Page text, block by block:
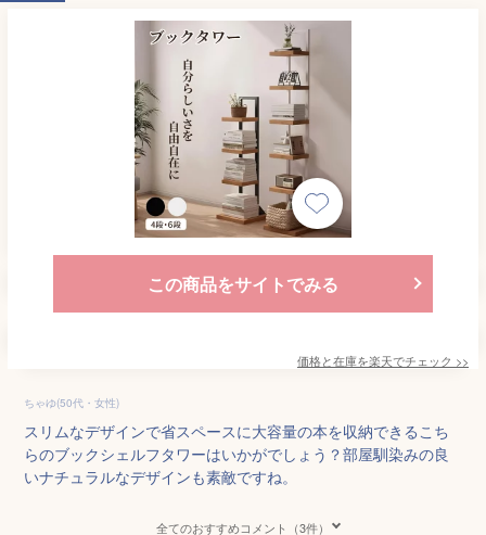
この商品をサイトでみる
価格と在庫を楽天でチェック >>
ちゃゆ(50代・女性)
スリムなデザインで省スペースに大容量の本を収納できるこち
らのブックシェルフタワーはいかがでしょう？部屋馴染みの良
いナチュラルなデザインも素敵ですね。
全てのおすすめコメント（3件）